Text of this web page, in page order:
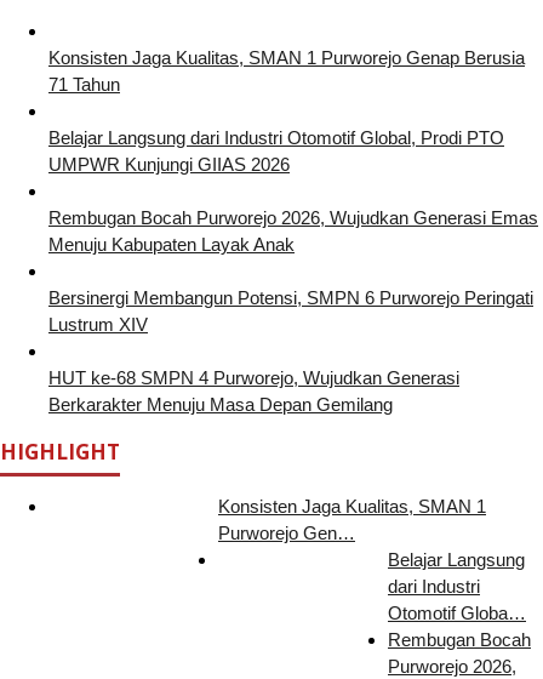
Konsisten Jaga Kualitas, SMAN 1 Purworejo Genap Berusia
71 Tahun
Belajar Langsung dari Industri Otomotif Global, Prodi PTO
UMPWR Kunjungi GIIAS 2026
Rembugan Bocah Purworejo 2026, Wujudkan Generasi Emas
Menuju Kabupaten Layak Anak
Bersinergi Membangun Potensi, SMPN 6 Purworejo Peringati
Lustrum XIV
HUT ke-68 SMPN 4 Purworejo, Wujudkan Generasi
Berkarakter Menuju Masa Depan Gemilang
HIGHLIGHT
Konsisten Jaga Kualitas, SMAN 1
Purworejo Gen…
Belajar Langsung
dari Industri
Otomotif Globa…
Rembugan Bocah
Purworejo 2026,